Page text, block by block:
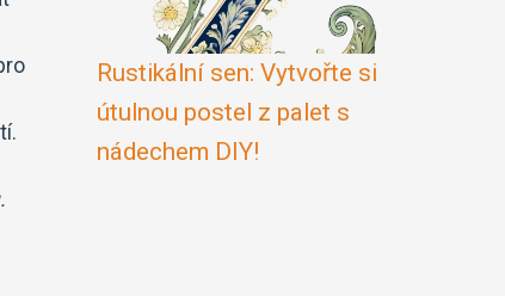
Rustikální sen: Vytvořte si
útulnou postel z palet s
nádechem DIY!